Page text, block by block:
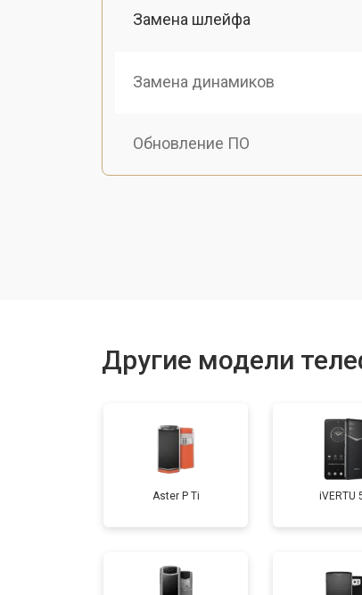
Замена шлейфа
Замена динамиков
Обновление ПО
Другие модели
Aster P Ti iVERTU